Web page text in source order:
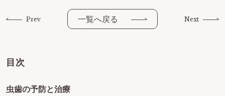
Prev 一覧へ戻る Next
目次
虫歯の予防と治療